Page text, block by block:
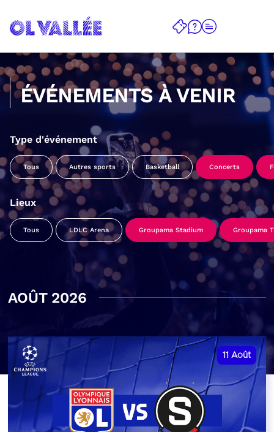
ÉVÉNEMENTS À VENIR
Type d'événement
Tous Autres sports Basketball Concerts
Lieux
Tous LDLC Arena Groupama Stadium Groupama
AOÛT 2026
11 Août